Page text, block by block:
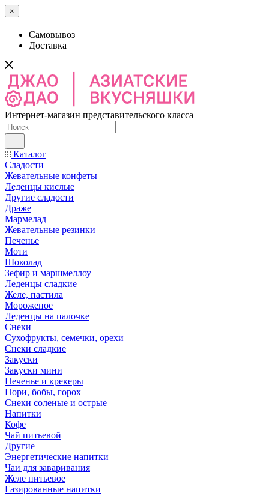
×
Самовывоз
Доставка
Интернет-магазин представительского класса
Каталог
Сладости
Жевательные конфеты
Леденцы кислые
Другие сладости
Драже
Мармелад
Жевательные резинки
Печенье
Моти
Шоколад
Зефир и маршмеллоу
Леденцы сладкие
Желе, пастила
Мороженое
Леденцы на палочке
Снеки
Сухофрукты, семечки, орехи
Снеки сладкие
Закуски
Закуски мини
Печенье и крекеры
Нори, бобы, горох
Снеки соленые и острые
Напитки
Кофе
Чай питьевой
Другие
Энергетические напитки
Чаи для заваривания
Желе питьевое
Газированные напитки